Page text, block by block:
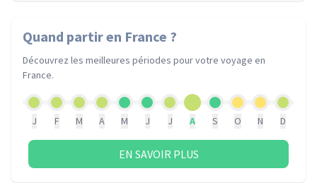
Quand partiren France ?
Découvrez les meilleures périodes pour votre voyage en
France.
J F M A M J J A S O N D
EN SAVOIR PLUS